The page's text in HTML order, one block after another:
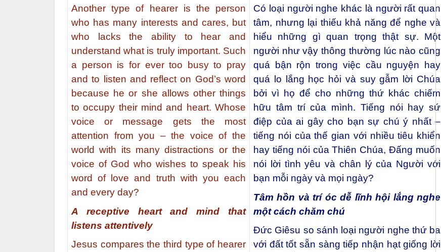
Another type of hearer is the person
who has many interests and cares, but
who lacks the ability to hear and
understand what is truly important. Such
a person is for ever too busy to pray
and to listen and reflect on God’s word
because he or she allows other things
to occupy their mind and heart. Whose
voice or message gets the most
attention from you – the voice of the
world with its many distractions or the
voice of God who wishes to speak his
word of love and truth with you each
and every day?
A receptive heart and mind that
listens attentively
Jesus compares the third type of hearer
Có loại người nghe khác là người rất quan
tâm, nhưng lại thiếu khả năng để nghe và
hiểu những gì quan trọng thật sự. Một
người như vậy thông thường lúc nào cũng
quá bận rộn trong việc cầu nguyện hay
quá lo lắng học hỏi và suy gẫm lời Chúa
bởi vì họ để cho những thứ khác chiếm
hữu tâm trí của mình. Tiếng nói hay sứ
điệp của ai gây cho bạn sự chú ý nhất –
tiếng nói của thế gian với nhiều tiêu khiển
hay tiếng nói của Thiên Chúa, Đấng muốn
nói lời tình yêu và chân lý của Người với
bạn mỗi ngày và mọi ngày?
Tâm hồn và trí óc dễ lĩnh hội lắng nghe
một cách chăm chú
Đức Giêsu so sánh loại người nghe thứ ba
với đất tốt sẵn sàng tiếp nhận hạt giống lời